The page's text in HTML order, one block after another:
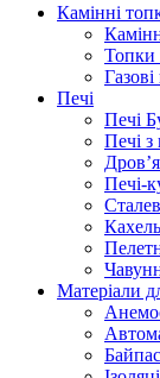
Камінні
Топки
Печі
Печі
Печі
Печі-
Матеріали